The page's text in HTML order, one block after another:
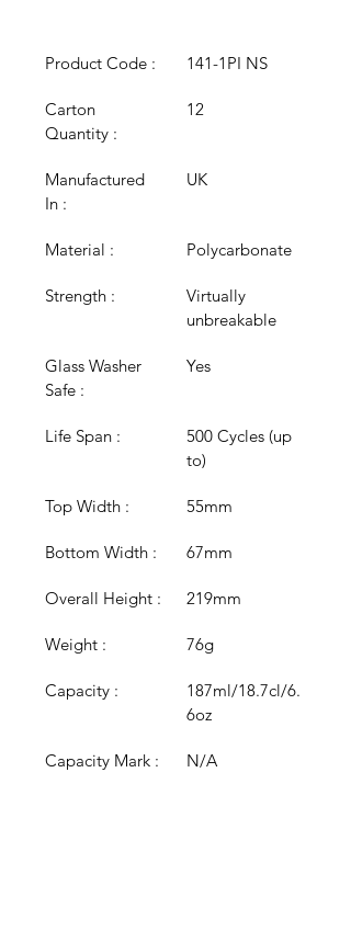
Product Code : 141-1PI NS
Carton
Quantity :
12
Manufactured
In :
UK
Material : Polycarbonate
Strength :
Virtually
unbreakable
Glass Washer
Safe :
Yes
Life Span :
500 Cycles (up
to)
Top Width : 55mm
Bottom Width : 67mm
Overall Height : 219mm
Weight : 76g
Capacity :
187ml/18.7cl/6.
6oz
Capacity Mark : N/A